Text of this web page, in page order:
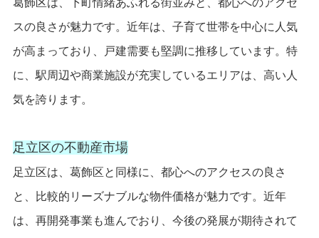
葛飾区は、下町情緒あふれる街並みと、都心へのアクセ
スの良さが魅力です。近年は、子育て世帯を中心に人気
が高まっており、戸建需要も堅調に推移しています。特
に、駅周辺や商業施設が充実しているエリアは、高い人
気を誇ります。
足立区の不動産市場
足立区は、葛飾区と同様に、都心へのアクセスの良さ
と、比較的リーズナブルな物件価格が魅力です。近年
は、再開発事業も進んでおり、今後の発展が期待されて